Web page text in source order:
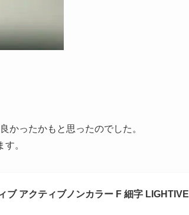
かったかもと思ったのでした。
。
ブ アクティブノンカラー F 細字 LIGHTIVE